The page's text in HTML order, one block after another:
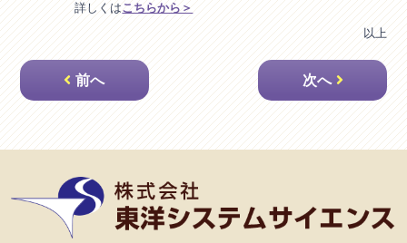
詳しくはこちらから＞
以上
投
稿
ナ
ビ
前へ 次へ